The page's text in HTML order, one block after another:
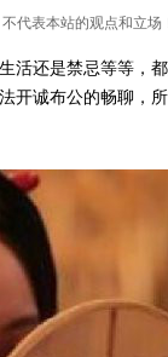
代表本站的观点和立场
活还是禁忌等等，都
开诚布公的畅聊，